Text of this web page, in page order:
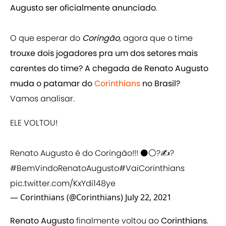
Augusto ser oficialmente anunciado.
O que esperar do Coringão, agora que o time
trouxe dois jogadores pra um dos setores mais
carentes do time? A chegada de Renato Augusto
muda o patamar doCorinthians no Brasil?
Vamos analisar.
ELE VOLTOU!
Renato Augusto é do Coringão!!! ⚫⚪?✍?
#BemVindoRenatoAugusto#VaiCorinthians
pic.twitter.com/KxYdi148ye
— Corinthians (@Corinthians) July 22, 2021
Renato Augustofinalmente voltou aoCorinthians.